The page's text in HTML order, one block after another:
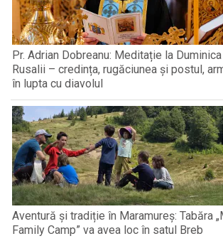
Pr. Adrian Dobreanu: Meditație la
Rusalii – credința, rugăciunea și postul,
în lupta cu diavolul
Aventură și tradiție în Maramureș: Tabăra
Family Camp” va avea loc în satul Breb